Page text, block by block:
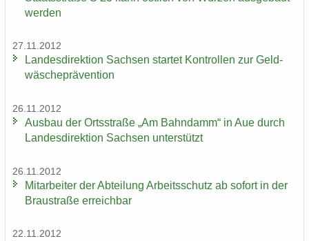
wer­den
27.11.2012
Lan­des­di­rek­ti­on Sach­sen star­tet Kon­trol­len zur Geld­
wä­sche­prä­ven­ti­on
26.11.2012
Aus­bau der Orts­stra­ße „Am Bahn­damm“ in Aue durch
Lan­des­di­rek­ti­on Sach­sen un­ter­stützt
26.11.2012
Mit­ar­bei­ter der Ab­tei­lung Ar­beits­schutz ab so­fort in der
Brau­stra­ße er­reich­bar
22.11.2012